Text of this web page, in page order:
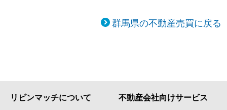
群馬県の不動産売買に戻る
リビンマッチについて 不動産会社向けサービス